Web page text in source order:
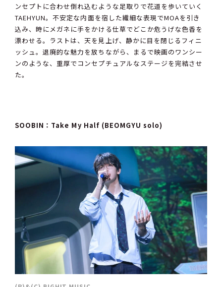
ンセプトに合わせ倒れ込むような足取りで花道を歩いていく
TAEHYUN。不安定な内面を宿した繊細な表現でMOAを引き
込み、時にメガネに手をかける仕草でどこか危うげな色香を
漂わせる。ラストは、天を見上げ、静かに目を閉じるフィニ
ッシュ。退廃的な魅力を放ちながら、まるで映画のワンシー
ンのような、重厚でコンセプチュアルなステージを完結させ
た。
SOOBIN：Take My Half (BEOMGYU solo)